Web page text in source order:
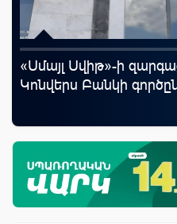
«Սմայլ Սվիթ»-ի
Կոնվերս Բանկի